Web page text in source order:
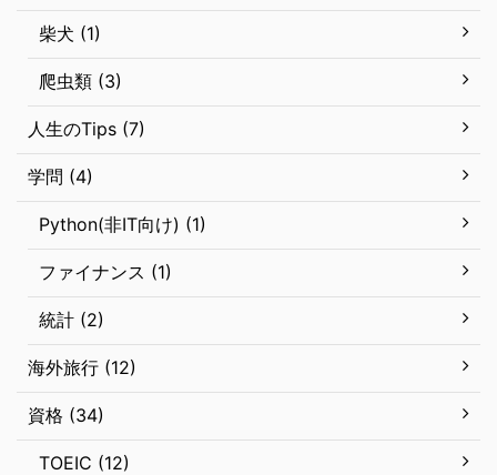
柴犬 (1)
爬虫類 (3)
人生のTips (7)
学問 (4)
Python(非IT向け) (1)
ファイナンス (1)
統計 (2)
海外旅行 (12)
資格 (34)
TOEIC (12)